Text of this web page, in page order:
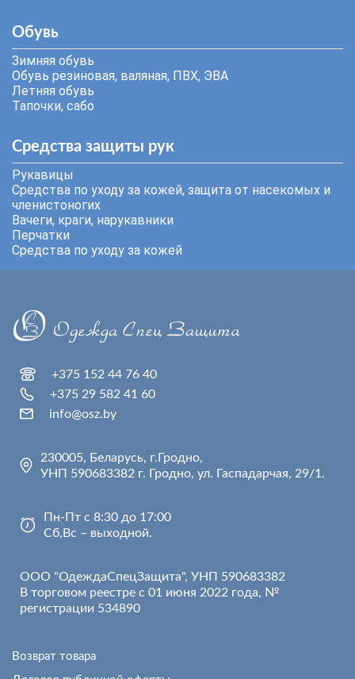
Обувь
Зимняя обувь
Обувь резиновая, валяная, ПВХ, ЭВА
Летняя обувь
Тапочки, сабо
Средства защиты рук
Рукавицы
Средства по уходу за кожей, защита от насекомых и
членистоногих
Вачеги, краги, нарукавники
Перчатки
Средства по уходу за кожей
+375 152 44 76 40
+375 29 582 41 60
info@osz.by
230005, Беларусь, г.Гродно,
УНП 590683382 г. Гродно, ул. Гаспадарчая, 29/1.
Пн-Пт с 8:30 до 17:00
Сб,Вс – выходной.
ООО "ОдеждаСпецЗащита", УНП 590683382
В торговом реестре с 01 июня 2022 года, №
регистрации 534890
Возврат товара